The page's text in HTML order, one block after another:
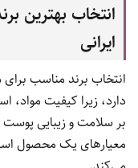
انتخاب بهترین
ایرانی
انتخاب برند مناسب برای
دارد، زیرا کیفیت مواد،
بر سلامت و زیبایی
معیارهای یک محصول